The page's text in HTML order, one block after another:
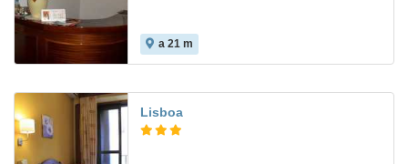
a 21 m
Lisboa